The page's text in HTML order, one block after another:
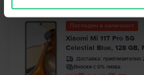
Последен в наличност
Xiaomi Mi 11T Pro 5G
Celestial Blue, 128 GB,
Доставка: приблизително
Вноски с 0% лихва